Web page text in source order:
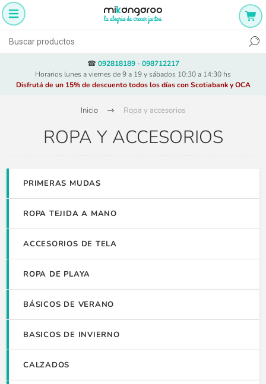
☎ 092818189- 098712217
Horarios lunes a viernes de 9 a 19 y sábados 10:30 a 14:30 hs
Disfrutá de un 15% de descuento todos los días con Scotiabank y OCA
Inicio Ropa y accesorios
ROPA Y ACCESORIOS
PRIMERAS MUDAS
ROPA TEJIDA A MANO
ACCESORIOS DE TELA
ROPA DE PLAYA
BÁSICOS DE VERANO
BASICOS DE INVIERNO
CALZADOS